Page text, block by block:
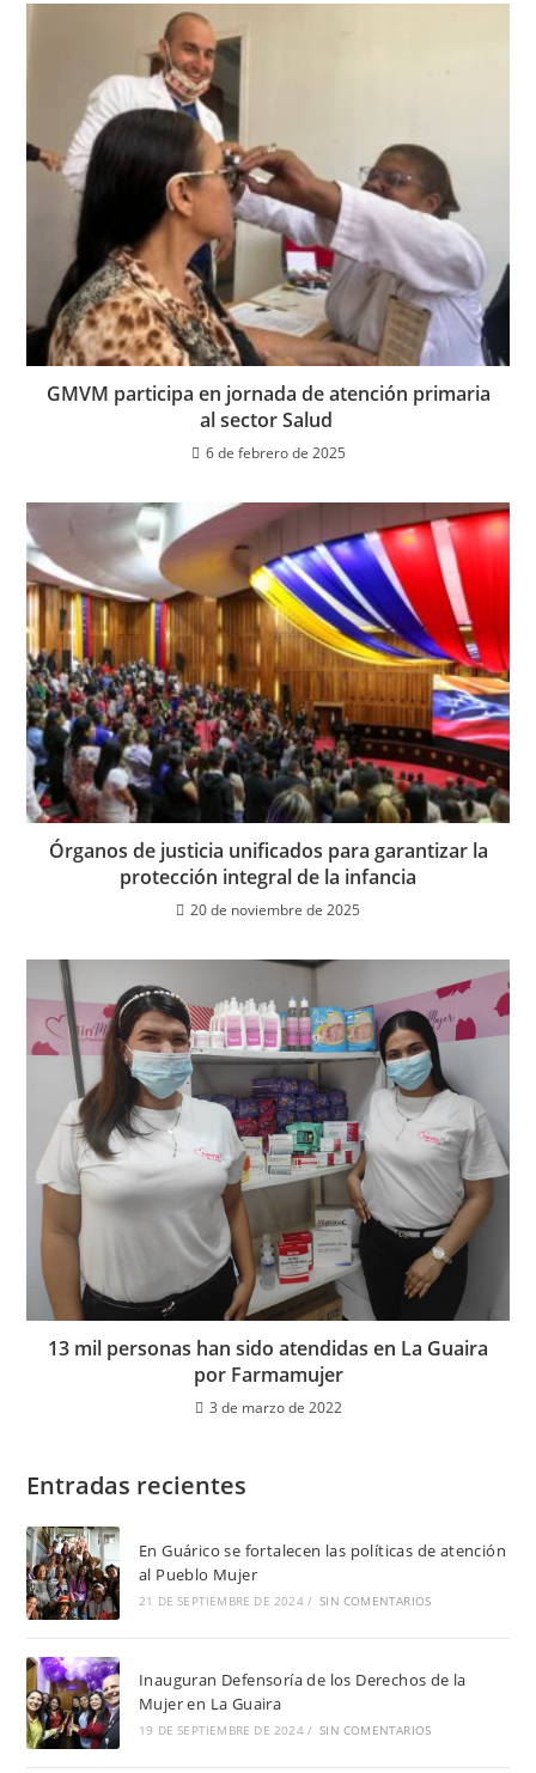
GMVM participa en jornada de atención primaria
al sector Salud
6 de febrero de 2025
Órganos de justicia unificados para garantizar la
protección integral de la infancia
20 de noviembre de 2025
13 mil personas han sido atendidas en La Guaira
por Farmamujer
3 de marzo de 2022
Entradas recientes
En Guárico se fortalecen las políticas de atención
al Pueblo Mujer
21 DE SEPTIEMBRE DE 2024 / SIN COMENTARIOS
Inauguran Defensoría de los Derechos de la
Mujer en La Guaira
19 DE SEPTIEMBRE DE 2024 / SIN COMENTARIOS